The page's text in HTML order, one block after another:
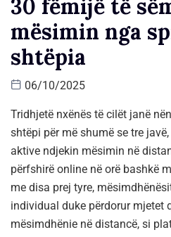
30 fëmijë të
mësimin nga
shtëpia
06/10/2025
Tridhjetë nxënës të cilët janë
shtëpi për më shumë se tre
aktive ndjekin mësimin në
përfshirë online në orë bashkë
me disa prej tyre,
individual duke përdorur mjetet
mësimdhënie në distancë, si